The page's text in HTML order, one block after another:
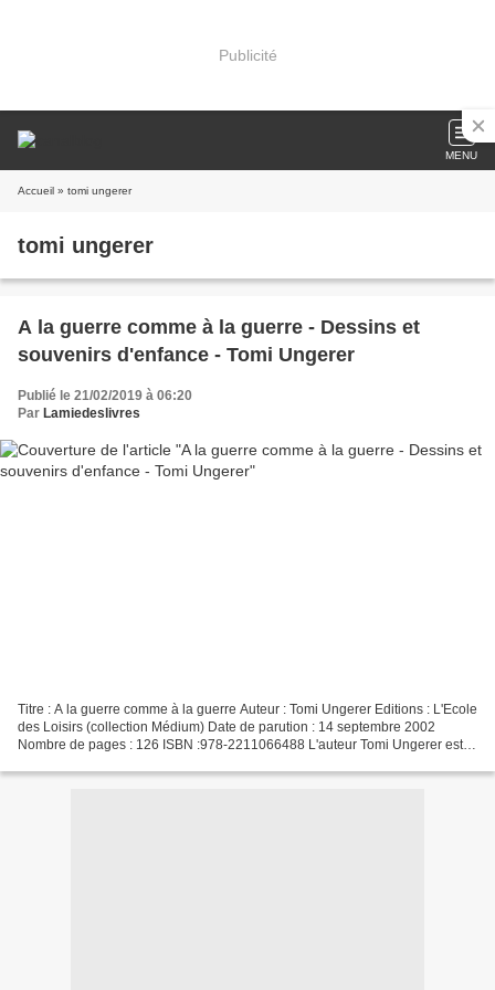
Publicité
MENU
Accueil » tomi ungerer
tomi ungerer
A la guerre comme à la guerre - Dessins et
souvenirs d'enfance - Tomi Ungerer
Publié le 21/02/2019 à 06:20
Par Lamiedeslivres
Titre : A la guerre comme à la guerre Auteur : Tomi Ungerer Editions : L'Ecole
des Loisirs (collection Médium) Date de parution : 14 septembre 2002
Nombre de pages : 126 ISBN :978-2211066488 L'auteur Tomi Ungerer est